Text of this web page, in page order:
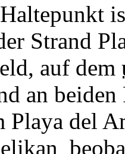
Strand
auf dem
an
Playa del